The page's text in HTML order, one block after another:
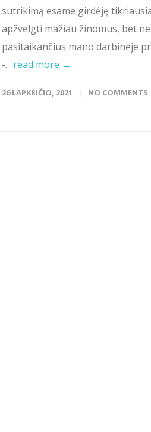
sutrikimą esame girdėję
apžvelgti mažiau žinomus, bet
pasitaikančius mano darbinėje
-... read more →
26 LAPKRIČIO, 2021 NO COMMENTS